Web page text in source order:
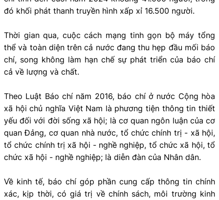
đó khối phát thanh truyền hình xấp xỉ 16.500 người.
Thời gian qua, cuộc cách mạng tinh gọn bộ máy tổng
thể và toàn diện trên cả nước đang thu hẹp đầu mối báo
chí, song không làm hạn chế sự phát triển của báo chí
cả về lượng và chất.
Theo Luật Báo chí năm 2016, báo chí ở nước Cộng hòa
xã hội chủ nghĩa Việt Nam là phương tiện thông tin thiết
yếu đối với đời sống xã hội; là cơ quan ngôn luận của cơ
quan Đảng, cơ quan nhà nước, tổ chức chính trị - xã hội,
tổ chức chính trị xã hội - nghề nghiệp, tổ chức xã hội, tổ
chức xã hội - nghề nghiệp; là diễn đàn của Nhân dân.
Về kinh tế, báo chí góp phần cung cấp thông tin chính
xác, kịp thời, có giá trị về chính sách, môi trường kinh